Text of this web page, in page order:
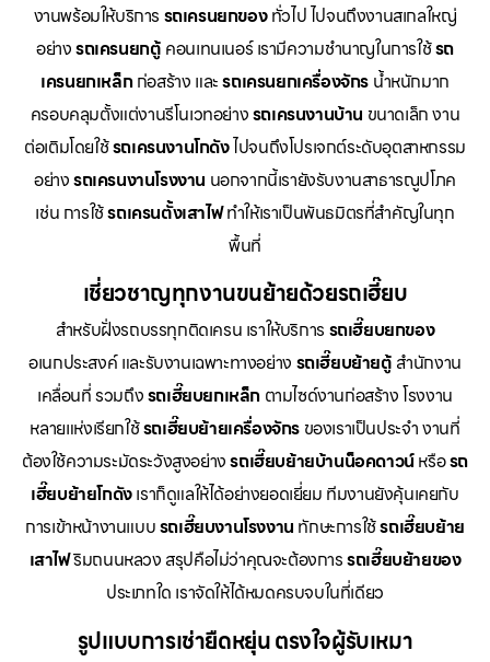
งานพร้อมให้บริการ รถเครนยกของทั่วไป ไปจนถึงงานสเกลใหญ่
อย่างรถเครนยกตู้ คอนเทนเนอร์ เรามีความชำนาญในการใช้รถ
เครนยกเหล็กก่อสร้าง และรถเครนยกเครื่องจักร น้ำหนักมาก
ครอบคลุมตั้งแต่งานรีโนเวทอย่างรถเครนงานบ้าน ขนาดเล็ก งาน
ต่อเติมโดยใช้รถเครนงานโกดังไปจนถึงโปรเจกต์ระดับอุตสาหกรรม
อย่างรถเครนงานโรงงาน นอกจากนี้เรายังรับงานสาธารณูปโภค
เช่น การใช้รถเครนตั้งเสาไฟทำให้เราเป็นพันธมิตรที่สำคัญในทุก
พื้นที่
เชี่ยวชาญทุกงานขนย้ายด้วยรถเฮี๊ยบ
สำหรับฝั่งรถบรรทุกติดเครน เราให้บริการ รถเฮี๊ยบยกของ
อเนกประสงค์ และรับงานเฉพาะทางอย่าง รถเฮี๊ยบย้ายตู้ สำนักงาน
เคลื่อนที่ รวมถึงรถเฮี๊ยบยกเหล็ก ตามไซด์งานก่อสร้าง โรงงาน
หลายแห่งเรียกใช้รถเฮี๊ยบย้ายเครื่องจักร ของเราเป็นประจำ งานที่
ต้องใช้ความระมัดระวังสูงอย่างรถเฮี๊ยบย้ายบ้านน็อคดาวน์หรือรถ
เฮี๊ยบย้ายโกดังเราก็ดูแลให้ได้อย่างยอดเยี่ยม ทีมงานยังคุ้นเคยกับ
การเข้าหน้างานแบบรถเฮี๊ยบงานโรงงาน ทักษะการใช้รถเฮี๊ยบย้าย
เสาไฟริมถนนหลวง สรุปคือไม่ว่าคุณจะต้องการรถเฮี๊ยบย้ายของ
ประเภทใด เราจัดให้ได้หมดครบจบในที่เดียว
รูปแบบการเช่ายืดหยุ่น ตรงใจผู้รับเหมา